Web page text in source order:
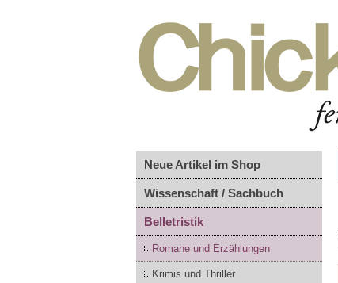
Neue Artikel im Shop
Wissenschaft / Sachbuch
Belletristik
Romane und Erzählungen
Krimis und Thriller